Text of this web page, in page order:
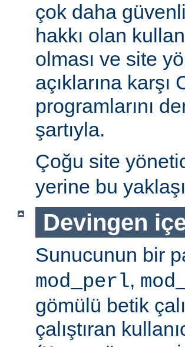
çok daha
hakkı olan
olması ve site
açıklarına
programlarını
şartıyla.
Çoğu site
yerine bu
Devingen
Sunucunun bir
mod_perl,
gömülü betik
çalıştıran